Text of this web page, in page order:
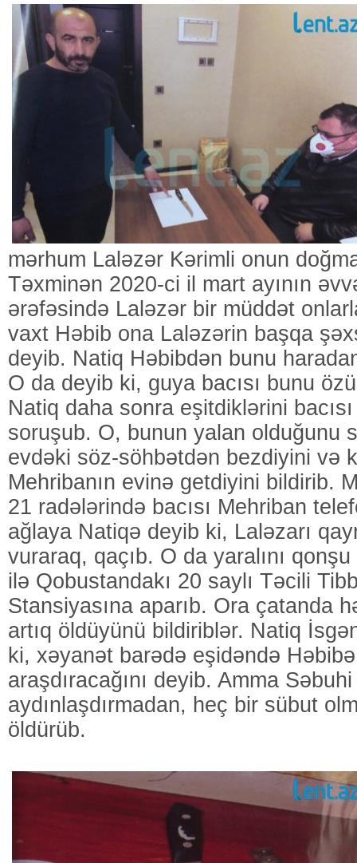
mərhum Laləzər Kərimli onun doğma
Təxminən 2020-ci il mart ayının
ərəfəsində Laləzər bir müddət
vaxt Həbib ona Laləzərin başqa
deyib. Natiq Həbibdən bunu
O da deyib ki, guya bacısı bunu
Natiq daha sonra eşitdiklərini
soruşub. O, bunun yalan olduğunu
evdəki söz-söhbətdən bezdiyini və
Mehribanın evinə getdiyini bildirib.
21 radələrində bacısı Mehriban
ağlaya Natiqə deyib ki, Laləzarı
vuraraq, qaçıb. O da yaralını qonşu
ilə Qobustandakı 20 saylı Təcili
Stansiyasına aparıb. Ora çatanda
artıq öldüyünü bildiriblər. Natiq
ki, xəyanət barədə eşidəndə
araşdıracağını deyib. Amma
aydınlaşdırmadan, heç bir sübut
öldürüb.